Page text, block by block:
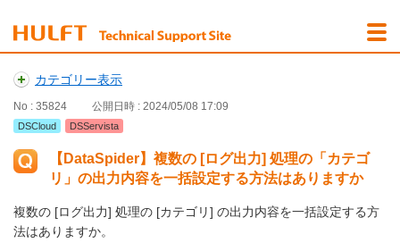
カテゴリー表示
No : 35824 公開日時 : 2024/05/08 17:09
DSCloud DSServista
【DataSpider】複数の [ログ出力] 処理の「カテゴ
リ」の出力内容を一括設定する方法はありますか
複数の [ログ出力] 処理の [カテゴリ] の出力内容を一括設定する方
法はありますか。